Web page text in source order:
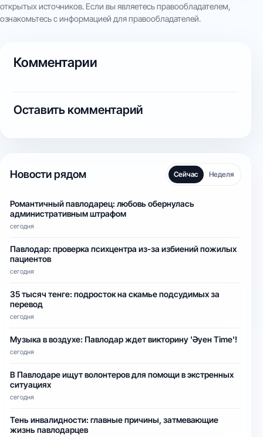
открытых источников. Если вы являетесь правообладателем,
ознакомьтесь с информацией для правообладателей.
Комментарии
Оставить комментарий
Новости рядом Сейчас Неделя
Романтичный павлодарец: любовь обернулась
административным штрафом
сегодня
Павлодар: проверка психцентра из-за избиений пожилых
пациентов
сегодня
35 тысяч тенге: подросток на скамье подсудимых за
перевод
сегодня
Музыка в воздухе: Павлодар ждет викторину 'Әуен Time'!
сегодня
В Павлодаре ищут волонтеров для помощи в экстренных
ситуациях
сегодня
Тень инвалидности: главные причины, затмевающие
жизнь павлодарцев